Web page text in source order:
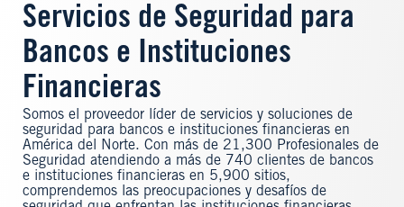
Servicios de Seguridad para
Bancos e Instituciones
Financieras
Somos el proveedor líder de servicios y soluciones de
seguridad para bancos e instituciones financieras en
América del Norte. Con más de 21,300 Profesionales de
Seguridad atendiendo a más de 740 clientes de bancos
e instituciones financieras en 5,900 sitios,
comprendemos las preocupaciones y desafíos de